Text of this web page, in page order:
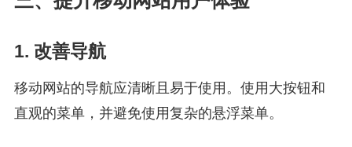
1. 改善导航
移动网站的导航应清晰且易于使用。使用大按钮和
直观的菜单，并避免使用复杂的悬浮菜单。